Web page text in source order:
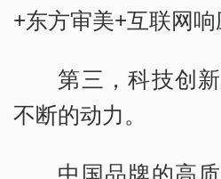
+东方审美+互联网响
第三，科技创
不断的动力。
中国品牌的高